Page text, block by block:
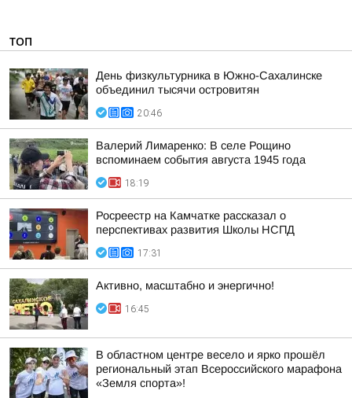
ТОП
День физкультурника в Южно-Сахалинске
объединил тысячи островитян
20:46
Валерий Лимаренко: В селе Рощино
вспоминаем события августа 1945 года
18:19
Росреестр на Камчатке рассказал о
перспективах развития Школы НСПД
17:31
Активно, масштабно и энергично!
16:45
В областном центре весело и ярко прошёл
региональный этап Всероссийского марафона
«Земля спорта»!